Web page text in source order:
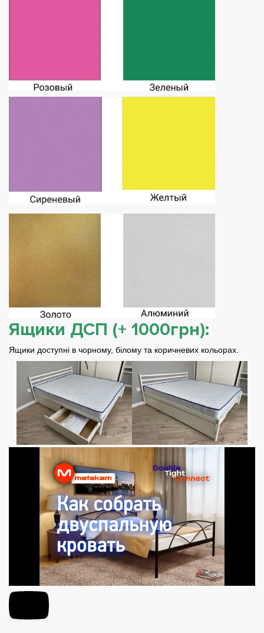
Ящики ДСП (+ 1000грн):
Ящики доступні в чорному, білому та коричневих кольорах.